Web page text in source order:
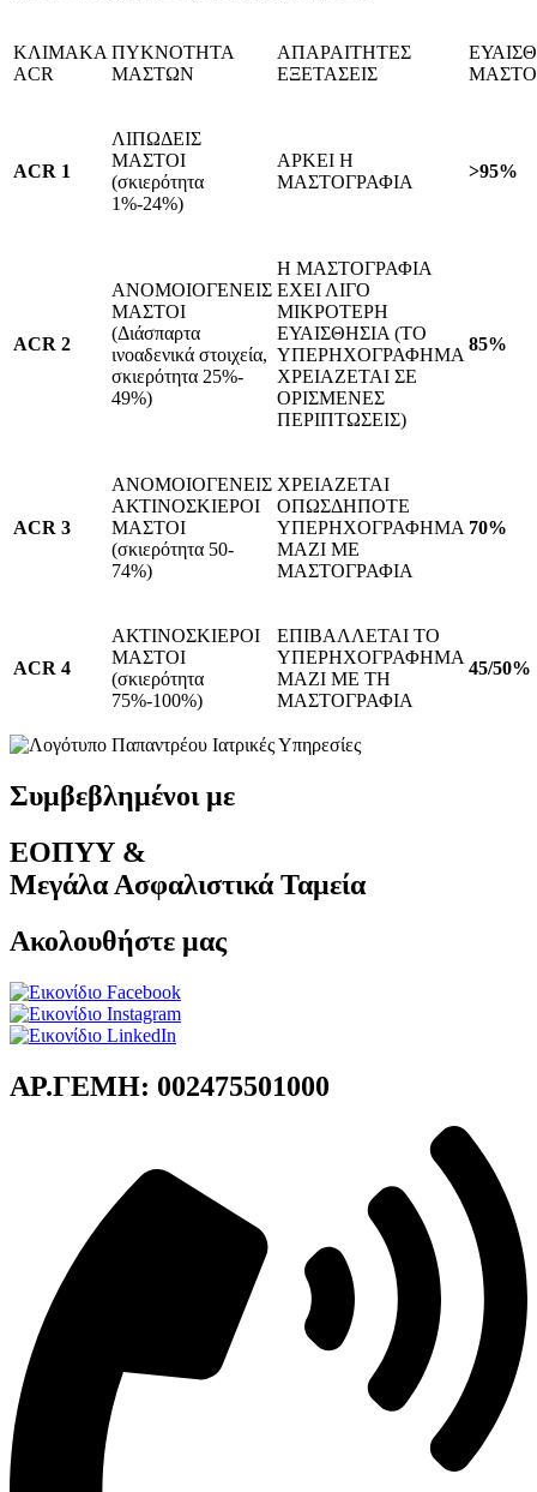
ΚΛΙΜΑΚΑ
ACR
ΠΥΚΝΟΤΗΤΑ
ΜΑΣΤΩΝ
ΑΠΑΡΑΙΤΗΤΕΣ
ΕΞΕΤΑΣΕΙΣ
ACR 1
ΛΙΠΩΔΕΙΣ
ΜΑΣΤΟΙ
(σκιερότητα
1%-24%)
ΑΡΚΕΙ Η
ΜΑΣΤΟΓΡΑΦΙΑ
>95%
ACR 2
ΑΝΟΜΟΙΟΓΕΝΕΙΣ
ΜΑΣΤΟΙ
(Διάσπαρτα
ινοαδενικά στοιχεία,
σκιερότητα 25%-
49%)
Η ΜΑΣΤΟΓΡΑΦΙΑ
ΕΧΕΙ ΛΙΓΟ
ΜΙΚΡΟΤΕΡΗ
ΕΥΑΙΣΘΗΣΙΑ (ΤΟ
ΥΠΕΡΗΧΟΓΡΑΦΗΜΑ
ΧΡΕΙΑΖΕΤΑΙ ΣΕ
ΟΡΙΣΜΕΝΕΣ
ΠΕΡΙΠΤΩΣΕΙΣ)
85%
ACR 3
ΑΝΟΜΟΙΟΓΕΝΕΙΣ
ΑΚΤΙΝΟΣΚΙΕΡΟΙ
ΜΑΣΤΟΙ
(σκιερότητα 50-
74%)
ΧΡΕΙΑΖΕΤΑΙ
ΟΠΩΣΔΗΠΟΤΕ
ΥΠΕΡΗΧΟΓΡΑΦΗΜΑ
ΜΑΖΙ ΜΕ
ΜΑΣΤΟΓΡΑΦΙΑ
70%
ACR 4
ΑΚΤΙΝΟΣΚΙΕΡΟΙ
ΜΑΣΤΟΙ
(σκιερότητα
75%-100%)
ΕΠΙΒΑΛΛΕΤΑΙ ΤΟ
ΥΠΕΡΗΧΟΓΡΑΦΗΜΑ
ΜΑΖΙ ΜΕ ΤΗ
ΜΑΣΤΟΓΡΑΦΙΑ
45/50%
Συμβεβλημένοι με
ΕΟΠΥΥ &
Μεγάλα Ασφαλιστικά Ταμεία
Ακολουθήστε μας
ΑΡ.ΓΕΜΗ: 002475501000